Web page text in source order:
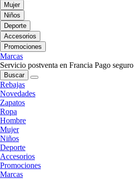
Mujer
Niños
Deporte
Accesorios
Promociones
Marcas
Servicio postventa en Francia Pago seguro
Buscar
Rebajas
Novedades
Zapatos
Ropa
Hombre
Mujer
Niños
Deporte
Accesorios
Promociones
Marcas